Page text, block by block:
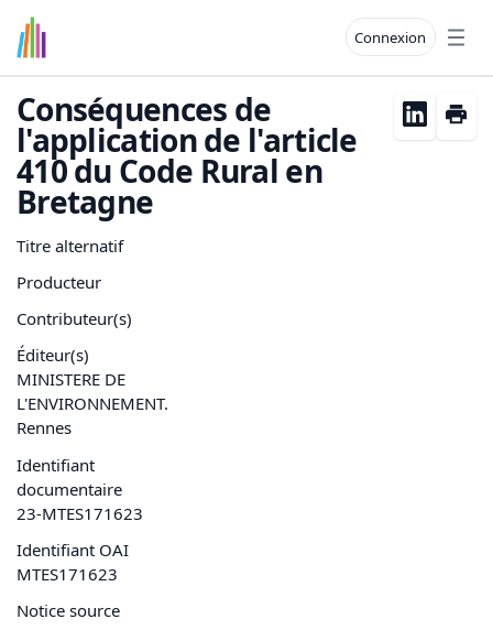
Connexion
Conséquences de
l'application de l'article
410 du Code Rural en
Bretagne
Titre alternatif
Producteur
Contributeur(s)
Éditeur(s)
MINISTERE DE
L'ENVIRONNEMENT.
Rennes
Identifiant
documentaire
23-MTES171623
Identifiant OAI
MTES171623
Notice source